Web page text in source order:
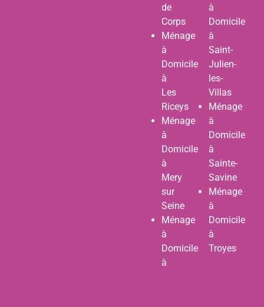
de
Corps
Ménage
à
Domicile
à
Les
Riceys
Ménage
à
Domicile
à
Mery
sur
Seine
Ménage
à
Domicile
à
à
Domicile
à
Saint-
Julien-
les-
Villas
Ménage
à
Domicile
à
Sainte-
Savine
Ménage
à
Domicile
à
Troyes